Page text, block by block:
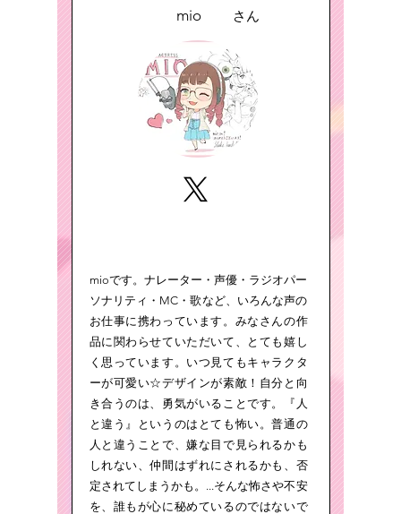
mio さん
mioです。ナレーター・声優・ラジオパー
ソナリティ・MC・歌など、いろんな声の
お仕事に携わっています。みなさんの作
品に関わらせていただいて、とても嬉し
く思っています。いつ見てもキャラクタ
ーが可愛い☆デザインが素敵！自分と向
き合うのは、勇気がいることです。『人
と違う』というのはとても怖い。普通の
人と違うことで、嫌な目で見られるかも
しれない、仲間はずれにされるかも、否
定されてしまうかも。...そんな怖さや不安
を、誰もが心に秘めているのではないで